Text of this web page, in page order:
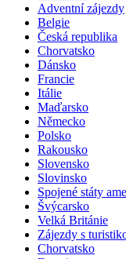
Adventní zájezdy
Belgie
Česká republika
Chorvatsko
Dánsko
Francie
Itálie
Maďarsko
Německo
Polsko
Rakousko
Slovensko
Slovinsko
Spojené státy
Švýcarsko
Velká Británie
Zájezdy s
Chorvatsko